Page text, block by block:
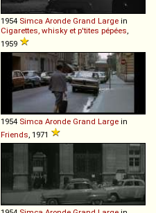
1954 Simca Aronde Grand Large in
Cigarettes, whisky et p'tites pépées,
1959
1954 Simca Aronde Grand Large in
Friends, 1971